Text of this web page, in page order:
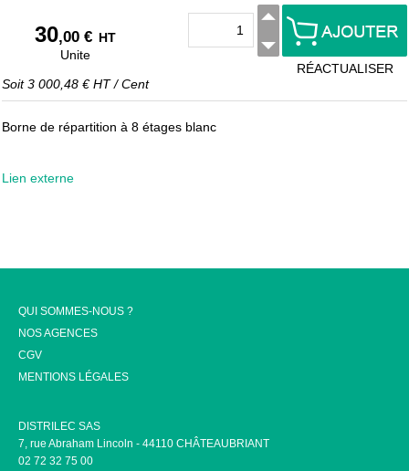
30,00 € HT
Unite
Soit3 000,48 € HT/Cent
RÉACTUALISER
Borne de répartition à 8 étages blanc
Lien externe
QUI SOMMES-NOUS ?
NOS AGENCES
CGV
MENTIONS LÉGALES
DISTRILEC SAS
7, rue Abraham Lincoln - 44110 CHÂTEAUBRIANT
02 72 32 75 00